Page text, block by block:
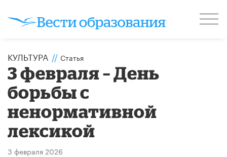
КУЛЬТУРА // Статья
3 февраля – День
борьбы с
ненормативной
лексикой
3 февраля 2026